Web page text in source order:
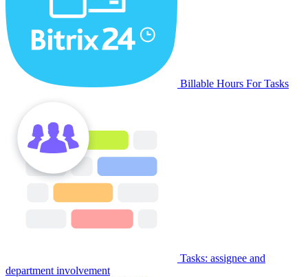
Billable Hours For Tasks
Tasks: assignee and
department involvement